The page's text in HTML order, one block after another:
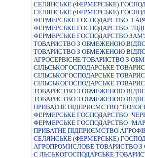
СЕЛЯНСЬКЕ (ФЕРМЕРСЬКЕ)
СЕЛЯНСЬКЕ (ФЕРМЕРСЬКЕ)
ФЕРМЕРСЬКЕ ГОСПОДАРСТВО
ФЕРМЕРСЬКЕ ГОСПОДАРСТВО
ФЕРМЕРСЬКЕ ГОСПОДАРСТВО
ТОВАРИСТВО З ОБМЕЖЕНОЮ
ТОВАРИСТВО З ОБМЕЖЕНОЮ
АГРОСЕРВIСНЕ ТОВАРИСТВО З
СІЛЬСЬКОГОСПОДАРСЬКЕ
СІЛЬСЬКОГОСПОДАРСЬКЕ
СІЛЬСЬКОГОСПОДАРСЬКЕ
ТОВАРИСТВО З ОБМЕЖЕНОЮ
ТОВАРИСТВО З ОБМЕЖЕНОЮ
ПРИВАТНЕ ПIДПРИЄМСТВО
ФЕРМЕРСЬКЕ ГОСПОДАРСТВО
ФЕРМЕРСЬКЕ ГОСПОДАРСТВО
ПРИВАТНЕ ПІДПРИЄМСТВО
СЕЛЯНСЬКЕ (ФЕРМЕРСЬКЕ)
АГРОПРОМИСЛОВЕ ТОВАРИСТВО
С ЛЬСЬКОГОСПОДАРСЬКЕ